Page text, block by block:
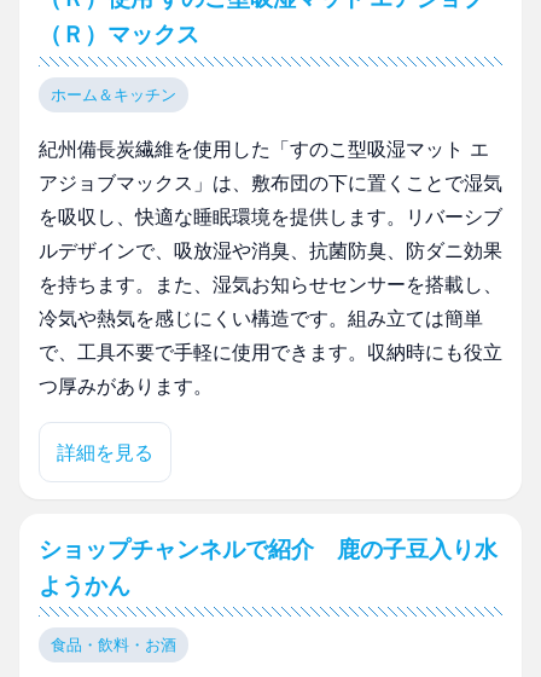
（Ｒ）マックス
ホーム＆キッチン
紀州備長炭繊維を使用した「すのこ型吸湿マット エ
アジョブマックス」は、敷布団の下に置くことで湿気
を吸収し、快適な睡眠環境を提供します。リバーシブ
ルデザインで、吸放湿や消臭、抗菌防臭、防ダニ効果
を持ちます。また、湿気お知らせセンサーを搭載し、
冷気や熱気を感じにくい構造です。組み立ては簡単
で、工具不要で手軽に使用できます。収納時にも役立
つ厚みがあります。
詳細を見る
ショップチャンネルで紹介 鹿の子豆入り水
ようかん
食品・飲料・お酒